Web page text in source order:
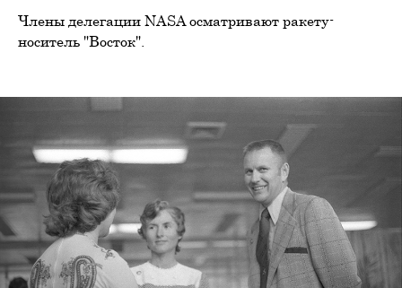
Члены делегации NASA осматривают ракету-
носитель "Восток".